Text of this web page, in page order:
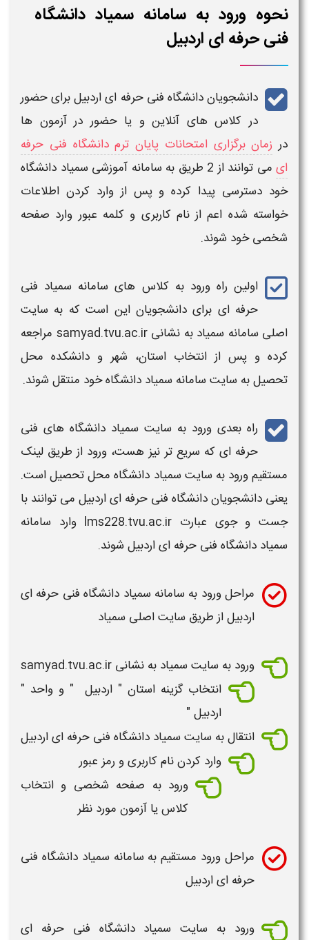
نحوه ورود به سامانه سمیاد دانشگاه
فنی حرفه ای اردبیل
دانشجویاندانشگاه فنی حرفه ای اردبیلبرای حضور
درکلاس های آنلاین و یا حضور در آزمون ها
در زمان برگزاری امتحانات پایان ترم دانشگاه فنی حرفه
ای می توانند از 2 طریق به
سامانه آموزشی سمیاد دانشگاه
خود دسترسی پیدا کرده و پس از وارد کردن اطلاعات
خواسته شده اعم از نام کاربری و کلمه عبور وارد صفحه
شخصی خود شوند.
اولین راهورود به کلاس های سامانه سمیاد فنی
حرفه ای برای دانشجویان این است که به سایت
اصلی سامانه سمیادبه نشانیsamyad.tvu.ac.ir مراجعه
کرده و پس از انتخاب استان، شهر و دانشکده محل
تحصیل به سایت سامانه سمیاد دانشگاهخود منتقل شوند.
راه بعدی ورود به سایت سمیاد دانشگاه های فنی
حرفه ای که سریع تر نیز هست، ورود از طریق لینک
مستقیم ورود به سایت سمیاد دانشگاهمحل تحصیل است.
یعنی دانشجویاندانشگاه فنی حرفه ای اردبیل می توانند با
جست و جوی عبارت lms228.tvu.ac.ir وارد سامانه
سمیاد دانشگاه فنی حرفه ای اردبیل شوند.
مراحل ورود به سامانه سمیاد دانشگاه فنی حرفه ای
اردبیلاز طریق سایت اصلی سمیاد
ورود به سایت سمیاد به نشانی samyad.tvu.ac.ir
انتخاب گزینه استان " اردبیل
" و واحد "
اردبیل "
انتقال به سایت سمیاد دانشگاه فنی حرفه ای اردبیل
وارد کردن نام کاربری و رمز عبور
ورود به صفحه شخصی و انتخاب
کلاس یا آزمون مورد نظر
مراحل ورود مستقیم به سامانه سمیاد دانشگاه فنی
حرفه ای اردبیل
ورود به سایت سمیاد دانشگاه فنی حرفه ای